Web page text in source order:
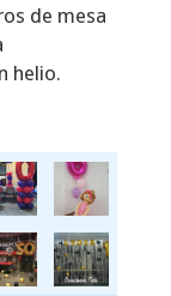
de mesa
helio.